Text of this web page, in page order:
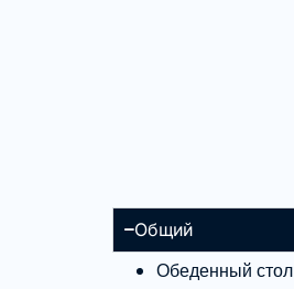
Общий
Обеденный стол